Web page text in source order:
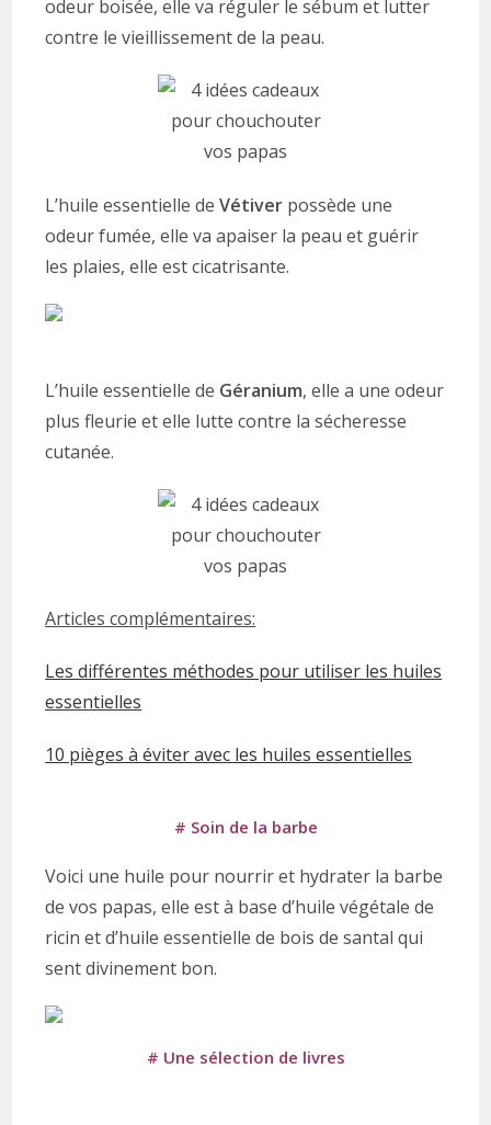
odeur boisée, elle va réguler le sébum et lutter
contre le vieillissement de la peau.
L’huile essentielle deVétiver possède une
odeur fumée, elle va apaiser la peau et guérir
les plaies, elle est cicatrisante.
L’huile essentielle de Géranium, elle a une odeur
plus fleurie et elle lutte contre la sécheresse
cutanée.
Articles complémentaires:
Les différentes méthodes pour utiliser les huiles
essentielles
10 pièges à éviter avec les huiles essentielles
# Soin de la barbe
Voici une huile pour nourrir et hydrater la barbe
de vos papas, elle est à base d’huile végétale de
ricin et d’huile essentielle de bois de santal qui
sent divinement bon.
# Une sélection de livres